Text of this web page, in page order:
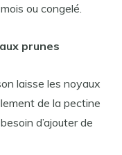
ou congelé.
prunes
laisse les noyaux
de la pectine
d’ajouter de